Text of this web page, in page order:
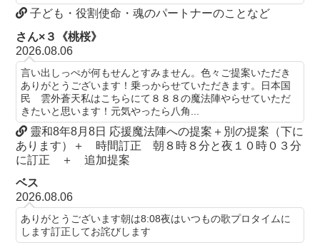
子ども・役割使命・魂のパートナーのことなど
さん×３《桃桜》
2026.08.06
言い出しっぺが何もせんとすみません。色々ご提案いただき
ありがとうございます！乗っからせていただきます。日本国
民 雲外蒼天私はこちらにて８８８の魔法陣やらせていただ
きたいと思います！元気やったら八角...
靈和8年8月8日 応援魔法陣への提案＋別の提案（下に
あります）＋ 時間訂正 朝８時８分と夜１０時０３分
に訂正 ＋ 追加提案
ベス
2026.08.06
ありがとうございます朝は8:08夜はいつもの歌プロタイムに
します訂正してお詫びします